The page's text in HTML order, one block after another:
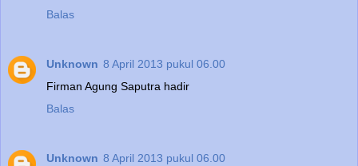
Balas
Unknown 8 April 2013 pukul 06.00
Firman Agung Saputra hadir
Balas
Unknown 8 April 2013 pukul 06.00